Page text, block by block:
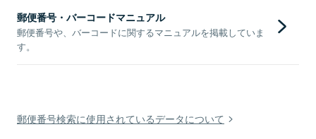
郵便番号・バーコードマニュアル
郵便番号や、バーコードに関するマニュアルを掲載していま
す。
郵便番号検索に使用されているデータについて